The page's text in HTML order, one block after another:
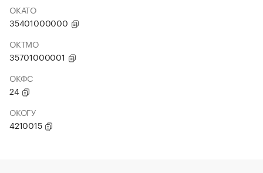
ОКАТО
35401000000
ОКТМО
35701000001
ОКФС
24
ОКОГУ
4210015